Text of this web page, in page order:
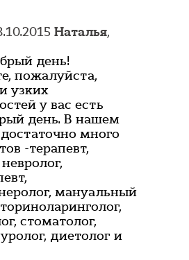
Наталья,
день!
пожалуйста,
узких
у вас есть
день. В нашем
много
-терапевт,
мануальный
стоматолог,
диетолог и